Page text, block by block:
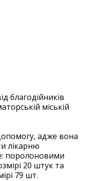
благодійників
міській
адже вона
лікарню
поролоновими
20 штук та
79 шт.